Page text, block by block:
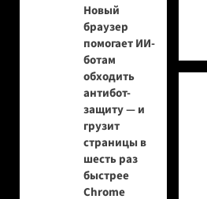
Новый
браузер
помогает ИИ-
ботам
обходить
антибот-
защиту — и
грузит
страницы в
шесть раз
быстрее
Chrome